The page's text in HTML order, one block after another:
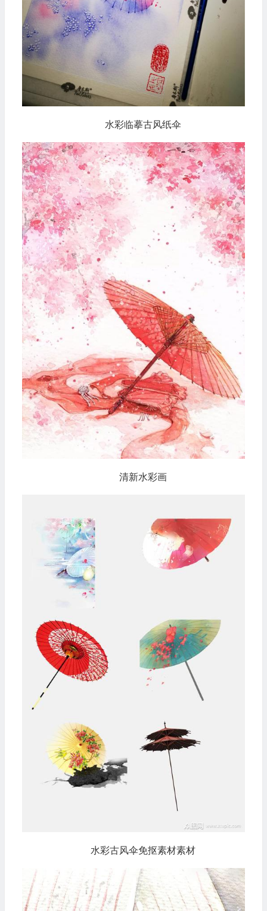
水彩临摹古风纸伞
清新水彩画
水彩古风伞免抠素材素材